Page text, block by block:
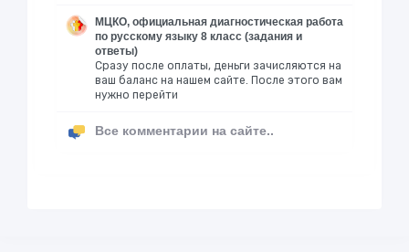
МЦКО, официальная диагностическая работа
по русскому языку 8 класс (задания и
ответы)
Сразу после оплаты, деньги зачисляются на
ваш баланс на нашем сайте. После этого вам
нужно перейти
Все комментарии на сайте..